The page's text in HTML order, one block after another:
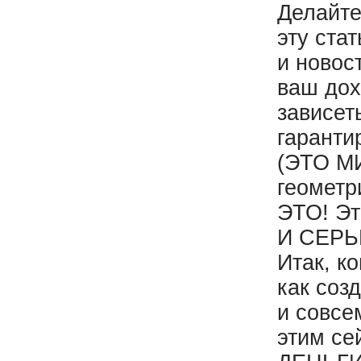
эту
и
ваш
(ЭТО
ЭТО!
И
Итак,
как
и
этим